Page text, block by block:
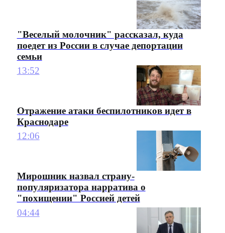
"Веселый молочник" рассказал, куда
поедет из России в случае депортации
семьи
13:52
Отражение атаки беспилотников идет в
Краснодаре
12:06
Мирошник назвал страну-
популяризатора нарратива о
"похищении" Россией детей
04:44